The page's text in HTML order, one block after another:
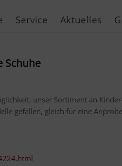
Service Aktuelles
Schuhe
unser Sortiment an
gefallen, gleich für eine